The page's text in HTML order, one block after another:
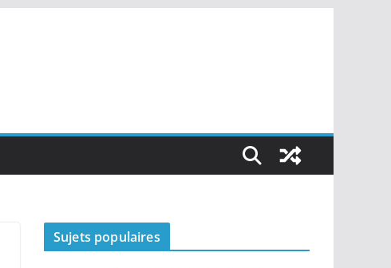
Sujets populaires